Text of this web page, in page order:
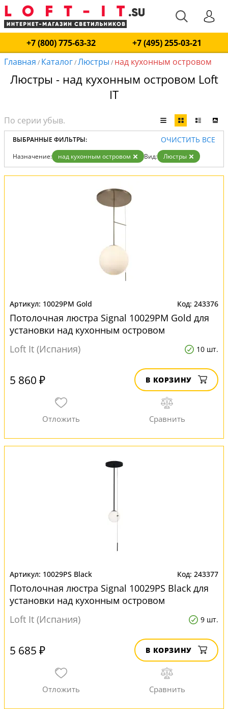
+7 (800) 775-63-32
+7 (495) 255-03-21
Главная / Каталог/Люстры / над кухонным островом
Люстры - над кухонным островом Loft
IT
ВЫБРАННЫЕ ФИЛЬТРЫ: ОЧИСТИТЬ ВСЕ
Назначение: над кухонным островом Вид: Люстры
10029PM Gold 243376
Потолочная люстра Signal 10029PM Gold для
установки над кухонным островом
Loft It (Испания)
10 шт.
5 860 ₽ В КОРЗИНУ
10029PS Black 243377
Потолочная люстра Signal 10029PS Black для
установки над кухонным островом
Loft It (Испания)
9 шт.
5 685 ₽ В КОРЗИНУ